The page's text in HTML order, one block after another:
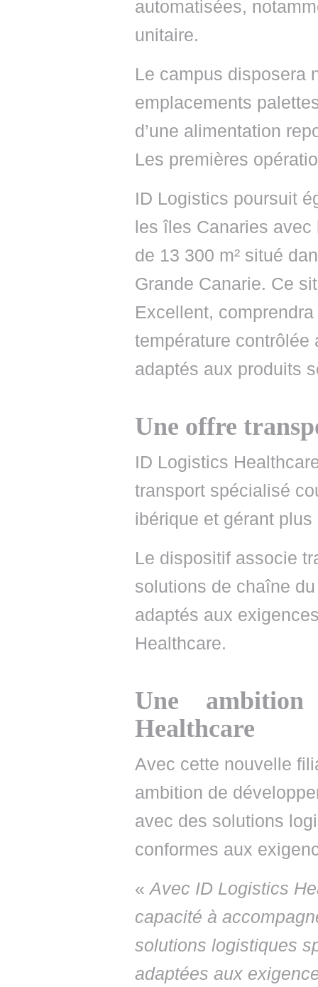
automatisées,
unitaire.
Le campus disposera
emplacements
d’une alimentation
Les premières
ID Logistics poursuit
les îles Canaries avec
de 13 300 m² situé
Grande Canarie. Ce
Excellent,
température
adaptés aux produits
Une offre
ID Logistics
transport spécialisé
ibérique et gérant
Le dispositif associe
solutions de chaîne
adaptés aux
Healthcare.
Une
Healthcare
Avec cette nouvelle
ambition de
avec des solutions
conformes aux
«Avec ID Logistics
capacité à
solutions logistiques
adaptées aux